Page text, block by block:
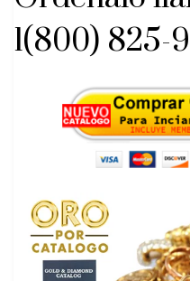
1(800) 825-